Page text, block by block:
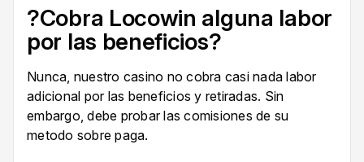
?Cobra Locowin alguna labor
por las beneficios?
Nunca, nuestro casino no cobra casi nada labor
adicional por las beneficios y retiradas. Sin
embargo, debe probar las comisiones de su
metodo sobre paga.